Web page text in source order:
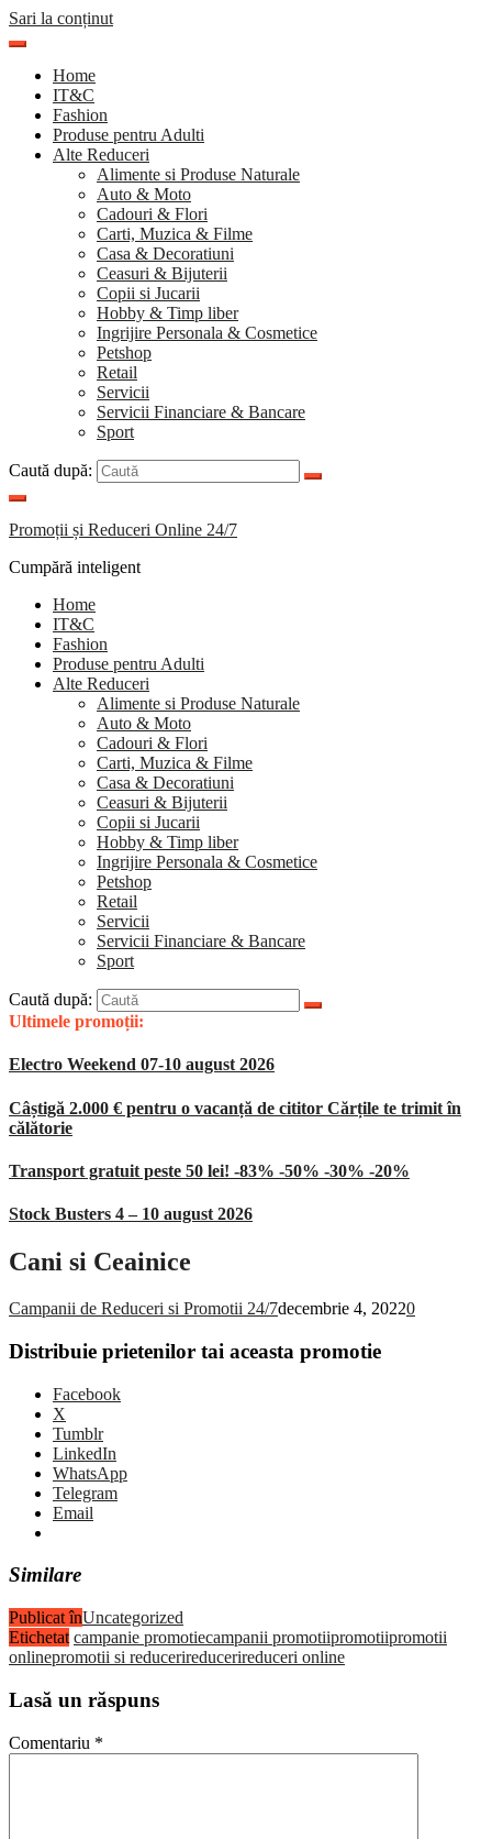
Sari la conținut
Home
IT&C
Fashion
Produse pentru Adulti
Alte Reduceri
Alimente si Produse Naturale
Auto & Moto
Cadouri & Flori
Carti, Muzica & Filme
Casa & Decoratiuni
Ceasuri & Bijuterii
Copii si Jucarii
Hobby & Timp liber
Ingrijire Personala & Cosmetice
Petshop
Retail
Servicii
Servicii Financiare & Bancare
Sport
Caută după:
Promoții și Reduceri Online 24/7
Cumpără inteligent
Home
IT&C
Fashion
Produse pentru Adulti
Alte Reduceri
Alimente si Produse Naturale
Auto & Moto
Cadouri & Flori
Carti, Muzica & Filme
Casa & Decoratiuni
Ceasuri & Bijuterii
Copii si Jucarii
Hobby & Timp liber
Ingrijire Personala & Cosmetice
Petshop
Retail
Servicii
Servicii Financiare & Bancare
Sport
Caută după:
Ultimele promoții:
Electro Weekend 07-10 august 2026
Câștigă 2.000 € pentru o vacanță de cititor Cărțile te trimit în
călătorie
Transport gratuit peste 50 lei! -83% -50% -30% -20%
Stock Busters 4 – 10 august 2026
Cani si Ceainice
Campanii de Reduceri si Promotii 24/7decembrie 4, 20220
Distribuie prietenilor tai aceasta promotie
Facebook
X
Tumblr
LinkedIn
WhatsApp
Telegram
Email
Similare
Publicat înUncategorized
Etichetat campanie promotiecampanii promotiipromotiipromotii
onlinepromotii si reducerireducerireduceri online
Lasă un răspuns
Comentariu *